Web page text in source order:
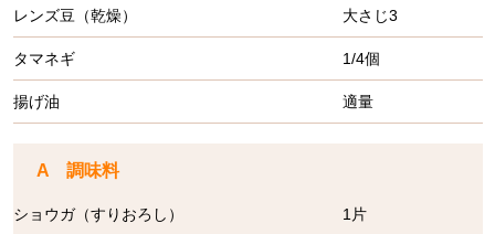
レンズ豆（乾燥） 大さじ3
タマネギ 1/4個
揚げ油 適量
A 調味料
ショウガ（すりおろし） 1片